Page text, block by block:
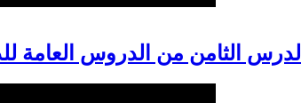
الدرس الثامن من الدروس العامة